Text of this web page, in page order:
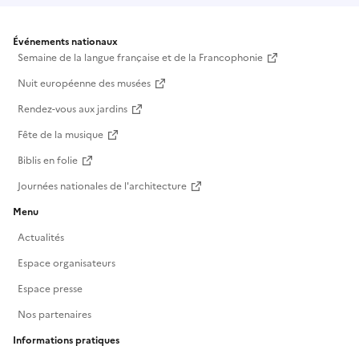
Événements nationaux
Semaine de la langue française et de la Francophonie
Nuit européenne des musées
Rendez-vous aux jardins
Fête de la musique
Biblis en folie
Journées nationales de l'architecture
Menu
Actualités
Espace organisateurs
Espace presse
Nos partenaires
Informations pratiques